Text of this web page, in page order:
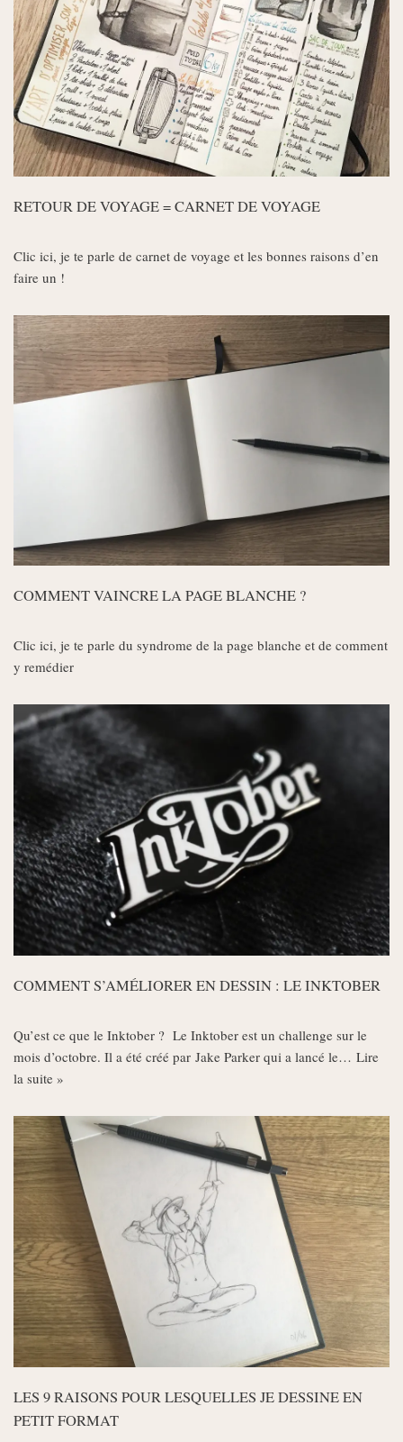
RETOUR DE VOYAGE = CARNET DE VOYAGE
Clic ici, je te parle de carnet de voyage et les bonnes raisons d’en
faire un !
COMMENT VAINCRE LA PAGE BLANCHE ?
Clic ici, je te parle du syndrome de la page blanche et de comment
y remédier
COMMENT S’AMÉLIORER EN DESSIN : LE INKTOBER
Qu’est ce que le Inktober ? Le Inktober est un challenge sur le
mois d’octobre. Il a été créé par Jake Parker qui a lancé le… Lire
la suite »
LES 9 RAISONS POUR LESQUELLES JE DESSINE EN
PETIT FORMAT